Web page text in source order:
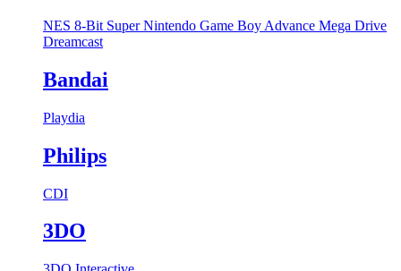
NES 8-Bit Super Nintendo Game Boy Advance Mega Drive
Dreamcast
Bandai
Playdia
Philips
CDI
3DO